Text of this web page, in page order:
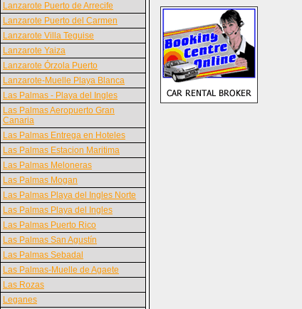
Lanzarote Puerto de Arrecife
Lanzarote Puerto del Carmen
Lanzarote Villa Teguise
Lanzarote Yaiza
Lanzarote Órzola Puerto
Lanzarote-Muelle Playa Blanca
Las Palmas - Playa del Ingles
Las Palmas Aeropuerto Gran
Canaria
Las Palmas Entrega en Hoteles
Las Palmas Estacion Maritima
Las Palmas Meloneras
Las Palmas Mogan
Las Palmas Playa del Ingles Norte
Las Palmas Playa del Ingles
Las Palmas Puerto Rico
Las Palmas San Agustín
Las Palmas Sebadal
Las Palmas-Muelle de Agaete
Las Rozas
Leganes